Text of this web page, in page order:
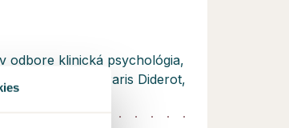
odbore klinická psychológia,
- Univerzita Paris Diderot,